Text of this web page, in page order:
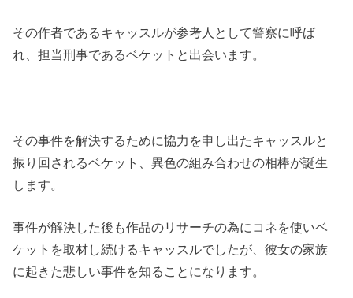
その作者であるキャッスルが参考人として警察に呼ば
れ、担当刑事であるベケットと出会います。
その事件を解決するために協力を申し出たキャッスルと
振り回されるベケット、異色の組み合わせの相棒が誕生
します。
事件が解決した後も作品のリサーチの為にコネを使いベ
ケットを取材し続けるキャッスルでしたが、彼女の家族
に起きた悲しい事件を知ることになります。